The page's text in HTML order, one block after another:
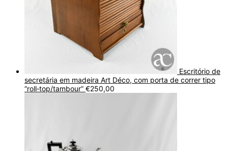
Escritório de
secretária em madeira Art Déco, com porta de correr tipo
“roll‑top/tambour” €250,00